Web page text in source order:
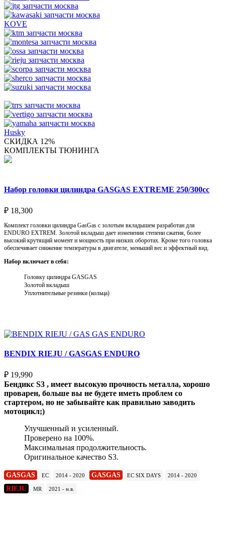
KOVE
Husky
СКИДКА 12%
КОМПЛЕКТЫ ТЮНИНГА
Набор головки цилиндра GASGAS EXTREME 250/300cc
₽ 18,300
Комплект головки цилиндра GasGas с золотым вкладышем разработан для
ENDURO EXTREM. Золотой вкладыш дает изменения степени сжатия, более
высокий крутящий момент и мощность при низких оборотах. Кроме того головка
обеспечивает снижение температуры в двигателе, меньший вес и эффектный вид.
Набор включает в себя:
Головку цилиндра GASGAS
Золотой вкладыш
Уплотнительные резинки (кольца)
BENDIX RIEJU / GASGAS ENDURO
₽ 19,990
Бендикс S3 , имеет высокую прочность металла, хорошо
проварен, больше вы не будете иметь проблем со
стартером, но не забывайте как правильно заводить
мотоцикл;)
Улучшенный и усиленный.
Проверено на 100%.
Максимальная продолжительность.
Оригинальное качество S3.
GASGAS EC 2014 - 2020 GASGAS EC SIX DAYS 2014 - 2020
RIEJU MR 2021 - н.в.